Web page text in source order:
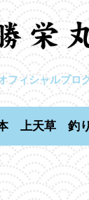
フィシャルブロ
上天草 釣